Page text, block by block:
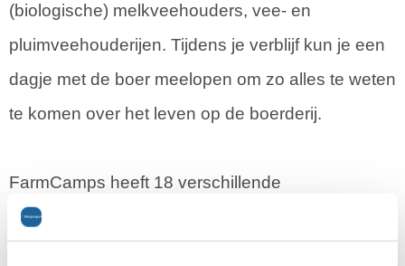
(biologische) melkveehouders, vee- en
pluimveehouderijen. Tijdens je verblijf kun je een
dagje met de boer meelopen om zo alles te weten
te komen over het leven op de boerderij.
FarmCamps heeft 18 verschillende
boerderijcampings in alle provincies van